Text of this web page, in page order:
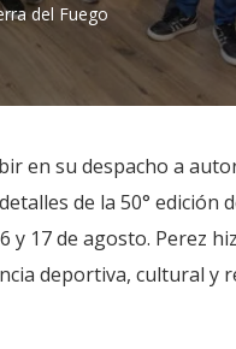
del Fuego
en su despacho a
de la 50° edición
y 17 de agosto. Perez
deportiva, cultural y